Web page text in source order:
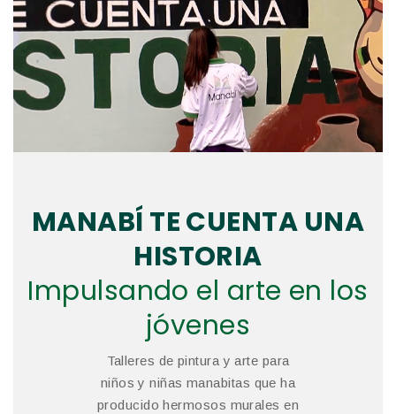
MANABÍ TE CUENTA UNA
HISTORIA
Impulsando el arte en los
jóvenes
Talleres de pintura y arte para
niños y niñas manabitas que ha
producido hermosos murales en